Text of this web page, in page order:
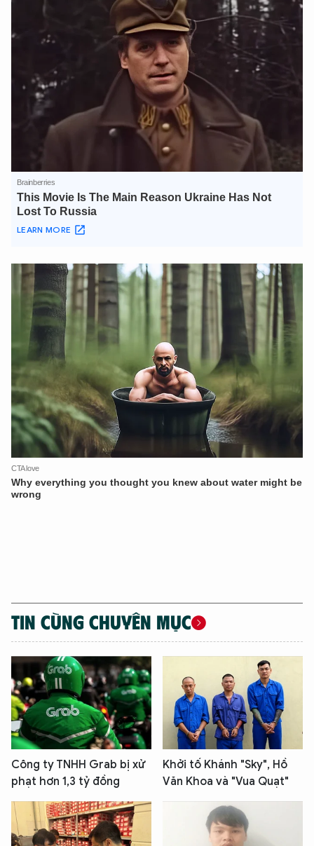
TIN CÙNG CHUYÊN MỤC
Công ty TNHH Grab bị xử
phạt hơn 1,3 tỷ đồng
Khởi tố Khánh "Sky", Hồ
Văn Khoa và "Vua Quạt"
XIN CHÀO,
TÔI LÀ CHATBOT CỦA
Hãy hỏi tôi bất kỳ điều gì bạn cần biết về
An Ninh Thủ Đô nhé. Tôi sẵn sàng hỗ trợ!